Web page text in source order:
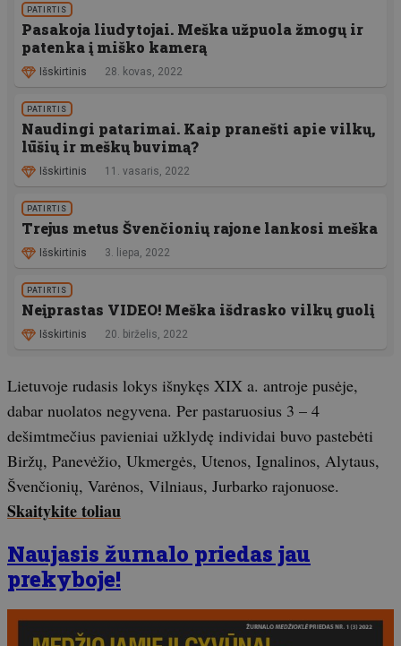
PATIRTIS
Pasakoja liudytojai. Meška užpuola žmogų ir
patenka į miško kamerą
Išskirtinis 28. kovas, 2022
PATIRTIS
Naudingi patarimai. Kaip pranešti apie vilkų,
lūšių ir meškų buvimą?
Išskirtinis 11. vasaris, 2022
PATIRTIS
Trejus metus Švenčionių rajone lankosi meška
Išskirtinis 3. liepa, 2022
PATIRTIS
Neįprastas VIDEO! Meška išdrasko vilkų guolį
Išskirtinis 20. birželis, 2022
Lietuvoje rudasis lokys išnykęs XIX a. antroje pusėje,
dabar nuolatos negyvena. Per pastaruosius 3 – 4
dešimtmečius pavieniai užklydę individai buvo pastebėti
Biržų, Panevėžio, Ukmergės, Utenos, Ignalinos, Alytaus,
Švenčionių, Varėnos, Vilniaus, Jurbarko rajonuose.
Skaitykite toliau
Naujasis žurnalo priedas jau
prekyboje!